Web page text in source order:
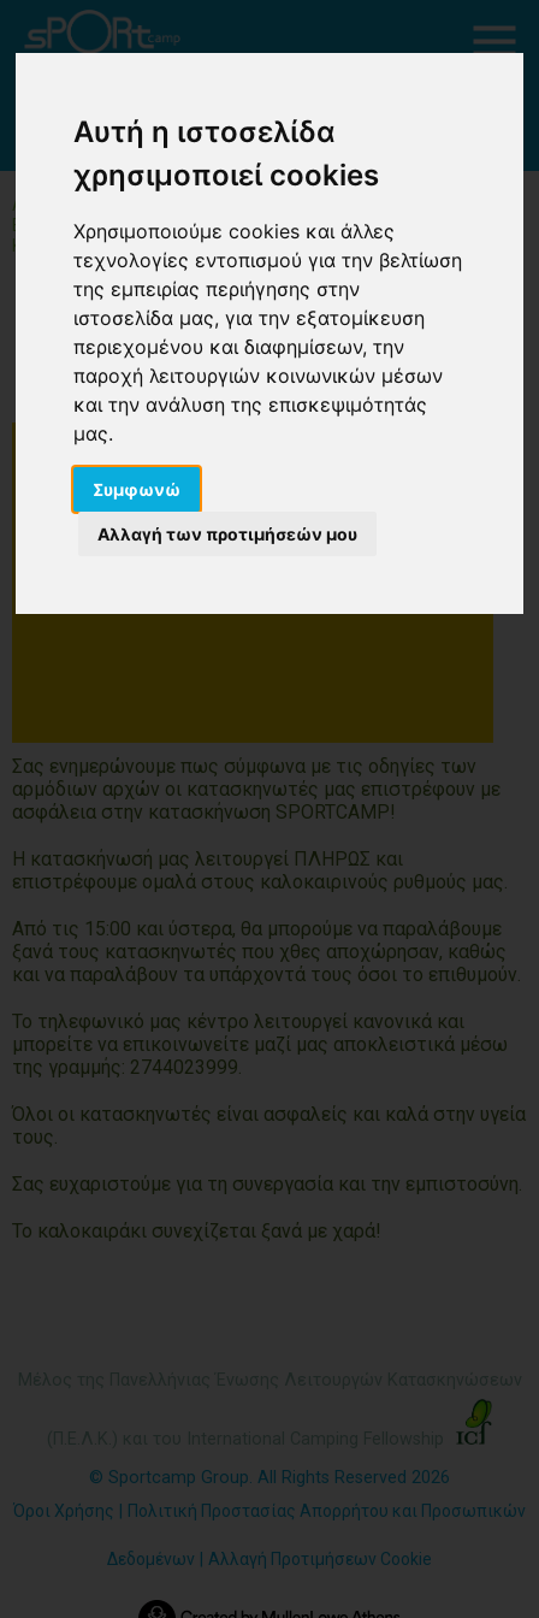
Αυτή η ιστοσελίδα
χρησιμοποιεί cookies
Χρησιμοποιούμε cookies και άλλες
τεχνολογίες εντοπισμού για την βελτίωση
της εμπειρίας περιήγησης στην
ιστοσελίδα μας, για την εξατομίκευση
περιεχομένου και διαφημίσεων, την
παροχή λειτουργιών κοινωνικών μέσων
και την ανάλυση της επισκεψιμότητάς
μας.
Συμφωνώ
Αλλαγή των προτιμήσεών μου
ΕΝΗΜΕΡΩΣΗ ΓΙΑ ΤΗΝ ΠΥΡΚΑΓΙΑ ΚΟΝΤΑ
ΣΤΗΝ ΚΑΤΑΣΚΗΝΩΣΗ ΜΑΣ
ΑΡΧΙΚΗ
ΕΝΗΜΕΡΩΣΗ ΓΙΑ ΤΗΝ ΠΥΡΚΑΓΙΑ ΚΟΝΤΑ ΣΤΗΝ
ΚΑΤΑΣΚΗΝΩΣΗ ΜΑΣ
Ενημέρωση για την πυρκαγιά
κοντά στην κατασκήνωσή μας
Σας ενημερώνουμε πως σύμφωνα με τις οδηγίες των
αρμόδιων αρχών οι κατασκηνωτές μας επιστρέφουν με
ασφάλεια στην κατασκήνωση SPORTCAMP!
Η κατασκήνωσή μας λειτουργεί ΠΛΗΡΩΣ και
επιστρέφουμε ομαλά στους καλοκαιρινούς ρυθμούς μας.
Από τις 15:00 και ύστερα, θα μπορούμε να παραλάβουμε
ξανά τους κατασκηνωτές που χθες αποχώρησαν, καθώς
και να παραλάβουν τα υπάρχοντά τους όσοι το επιθυμούν.
Το τηλεφωνικό μας κέντρο λειτουργεί κανονικά και
μπορείτε να επικοινωνείτε μαζί μας αποκλειστικά μέσω
της γραμμής: 2744023999.
Όλοι οι κατασκηνωτές είναι ασφαλείς και καλά στην υγεία
τους.
Σας ευχαριστούμε για τη συνεργασία και την εμπιστοσύνη.
Το καλοκαιράκι συνεχίζεται ξανά με χαρά!
© Sportcamp Group. All Rights Reserved 2026
Όροι Χρήσης Πολιτική Προστασίας Απορρήτου και Προσωπικών
Δεδομένων Αλλαγή Προτιμήσεων Cookie